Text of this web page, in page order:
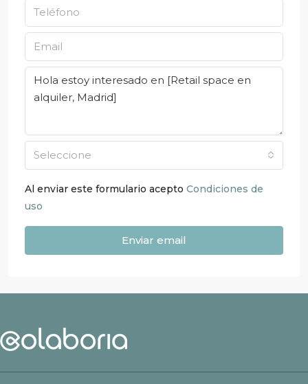
Seleccione
Al enviar este formulario acepto Condiciones de
uso
Enviar email